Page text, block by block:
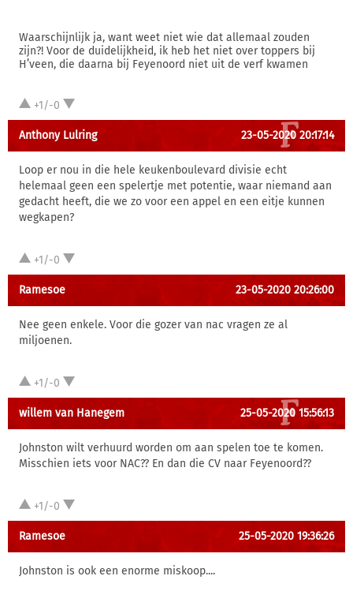
Waarschijnlijk ja, want weet niet wie dat allemaal zouden
zijn?! Voor de duidelijkheid, ik heb het niet over toppers bij
H’veen, die daarna bij Feyenoord niet uit de verf kwamen
+1/-0
Anthony Lulring 23-05-2020 20:17:14
Loop er nou in die hele keukenboulevard divisie echt
helemaal geen een spelertje met potentie, waar niemand aan
gedacht heeft, die we zo voor een appel en een eitje kunnen
wegkapen?
+1/-0
Ramesoe 23-05-2020 20:26:00
Nee geen enkele. Voor die gozer van nac vragen ze al
miljoenen.
+1/-0
willem van Hanegem 25-05-2020 15:56:13
Johnston wilt verhuurd worden om aan spelen toe te komen.
Misschien iets voor NAC?? En dan die CV naar Feyenoord??
+1/-0
Ramesoe 25-05-2020 19:36:26
Johnston is ook een enorme miskoop....